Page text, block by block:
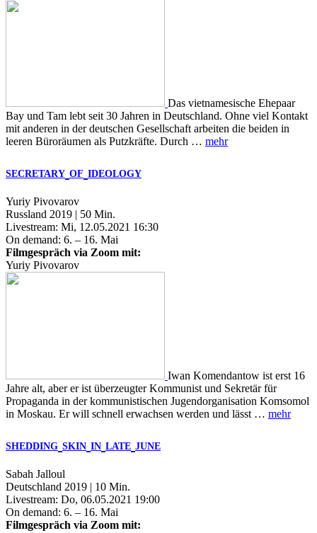
Das vietnamesische Ehepaar
Bay und Tam lebt seit 30 Jahren in Deutschland. Ohne viel Kontakt
mit anderen in der deutschen Gesellschaft arbeiten die beiden in
leeren Büroräumen als Putzkräfte. Durch … mehr
SECRETARY OF IDEOLOGY
Yuriy Pivovarov
Russland 2019 | 50 Min.
Livestream: Mi, 12.05.2021 16:30
On demand: 6. – 16. Mai
Filmgespräch via Zoom mit:
Yuriy Pivovarov
Iwan Komendantow ist erst 16
Jahre alt, aber er ist überzeugter Kommunist und Sekretär für
Propaganda in der kommunistischen Jugendorganisation Komsomol
in Moskau. Er will schnell erwachsen werden und lässt … mehr
SHEDDING SKIN IN LATE JUNE
Sabah Jalloul
Deutschland 2019 | 10 Min.
Livestream: Do, 06.05.2021 19:00
On demand: 6. – 16. Mai
Filmgespräch via Zoom mit: